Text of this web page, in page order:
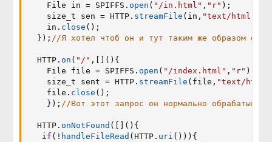
    File in
= SPIFFS . open ( "/in.html" , "r" ) ;
    size_t sen
= HTTP . streamFile ( in , "text/html"
    in
. close ( ) ;
} ) ; //Я хотел чтоб он и тут таким же образом
  HTTP
. on ( "/" , ( ) {
    File file
= SPIFFS . open ( "/index.html" , "r" )
    size_t sent
= HTTP . streamFile ( file , "text/html"
    file
. close ( ) ;
} ) ; //Вот этот запрос он нормально
  HTTP
. onNotFound ( ( ) {
if ( ! handleFileRead (HTTP . uri ( ) ) ) {